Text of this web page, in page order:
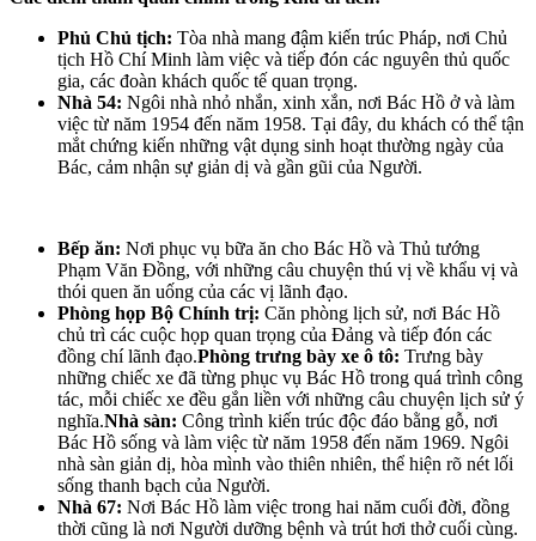
Phủ Chủ tịch: Tòa nhà mang đậm kiến trúc Pháp, nơi Chủ
tịch Hồ Chí Minh làm việc và tiếp đón các nguyên thủ quốc
gia, các đoàn khách quốc tế quan trọng.
Nhà 54: Ngôi nhà nhỏ nhắn, xinh xắn, nơi Bác Hồ ở và làm
việc từ năm 1954 đến năm 1958. Tại đây, du khách có thể tận
mắt chứng kiến những vật dụng sinh hoạt thường ngày của
Bác, cảm nhận sự giản dị và gần gũi của Người.
Bếp ăn: Nơi phục vụ bữa ăn cho Bác Hồ và Thủ tướng
Phạm Văn Đồng, với những câu chuyện thú vị về khẩu vị và
thói quen ăn uống của các vị lãnh đạo.
Phòng họp Bộ Chính trị: Căn phòng lịch sử, nơi Bác Hồ
chủ trì các cuộc họp quan trọng của Đảng và tiếp đón các
đồng chí lãnh đạo.Phòng trưng bày xe ô tô: Trưng bày
những chiếc xe đã từng phục vụ Bác Hồ trong quá trình công
tác, mỗi chiếc xe đều gắn liền với những câu chuyện lịch sử ý
nghĩa.Nhà sàn: Công trình kiến trúc độc đáo bằng gỗ, nơi
Bác Hồ sống và làm việc từ năm 1958 đến năm 1969. Ngôi
nhà sàn giản dị, hòa mình vào thiên nhiên, thể hiện rõ nét lối
sống thanh bạch của Người.
Nhà 67: Nơi Bác Hồ làm việc trong hai năm cuối đời, đồng
thời cũng là nơi Người dưỡng bệnh và trút hơi thở cuối cùng.